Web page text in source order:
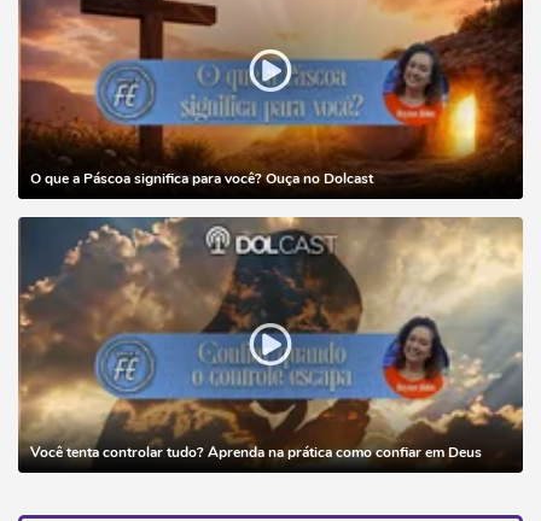
O que a Páscoa significa para você? Ouça no Dolcast
Você tenta controlar tudo? Aprenda na prática como confiar em Deus